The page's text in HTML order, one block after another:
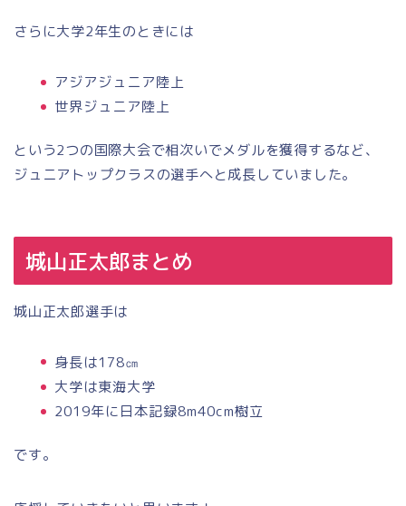
さらに大学2年生のときには
アジアジュニア陸上
世界ジュニア陸上
という2つの国際大会で相次いでメダルを獲得するなど、
ジュニアトップクラスの選手へと成長していました。
城山正太郎まとめ
城山正太郎選手は
身長は178㎝
大学は東海大学
2019年に日本記録8m40cm樹立
です。